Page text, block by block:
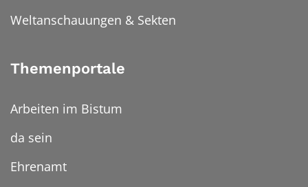
Weltanschauungen & Sekten
Themenportale
Arbeiten im Bistum
da sein
Ehrenamt